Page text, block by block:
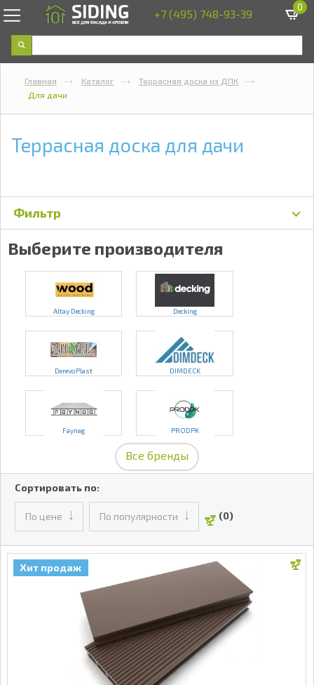
+7 (495) 748-93-39 0
Главная Каталог
Террасная доска из ДПК
Для дачи
Террасная доска для дачи
Фильтр
Выберите производителя
Altay Decking Decking
DerevoPlast DIMDECK
Faynag PRODPK
Все бренды
Сортировать по:
По цене По популярности (0)
Хит продаж